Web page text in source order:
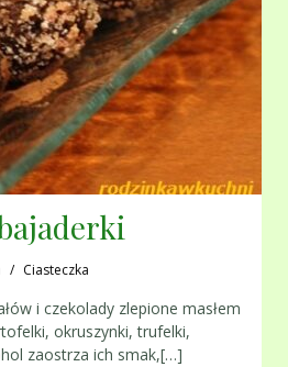
Ciasteczka
i czekolady zlepione masłem
okruszynki, trufelki,
zaostrza ich smak,[…]